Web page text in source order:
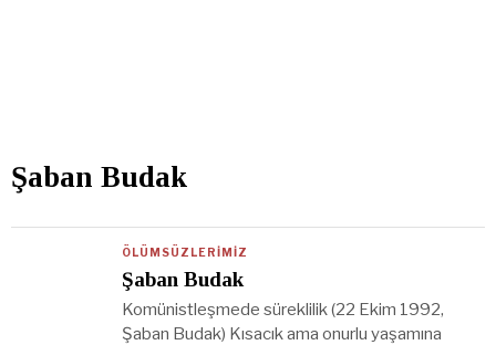
Şaban Budak
ÖLÜMSÜZLERIMIZ
Şaban Budak
Komünistleşmede süreklilik (22 Ekim 1992,
Şaban Budak) Kısacık ama onurlu yaşamına